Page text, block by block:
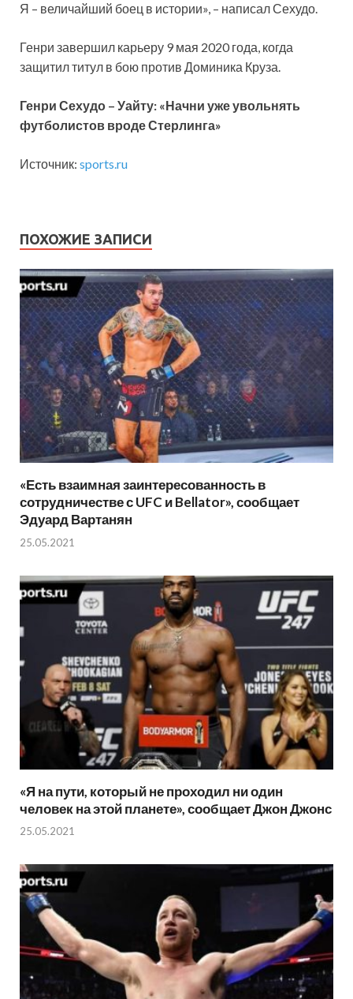
Я – величайший боец в истории», – написал Сехудо.
Генри завершил карьеру 9 мая 2020 года, когда
защитил титул в бою против Доминика Круза.
Генри Сехудо – Уайту: «Начни уже увольнять
футболистов вроде Стерлинга»
Источник: sports.ru
ПОХОЖИЕ ЗАПИСИ
«Есть взаимная заинтересованность в
сотрудничестве с UFC и Bellator», сообщает
Эдуард Вартанян
25.05.2021
«Я на пути, который не проходил ни один
человек на этой планете», сообщает Джон Джонс
25.05.2021